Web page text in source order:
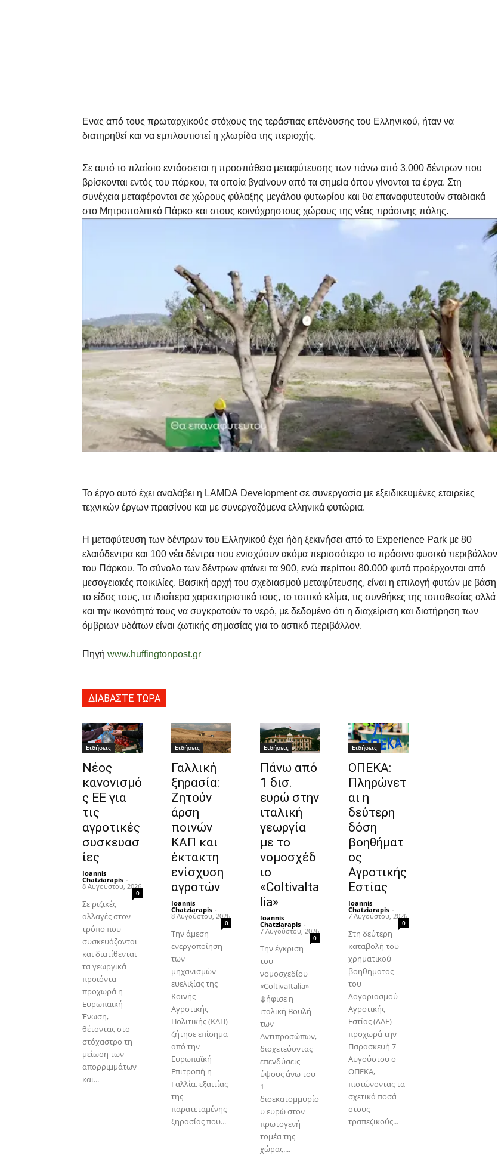
Ενας από τους πρωταρχικούς στόχους της τεράστιας επένδυσης του Ελληνικού, ήταν να
διατηρηθεί και να εμπλουτιστεί η χλωρίδα της περιοχής.
Σε αυτό το πλαίσιο εντάσσεται η προσπάθεια μεταφύτευσης των πάνω από 3.000 δέντρων που
βρίσκονται εντός του πάρκου, τα οποία βγαίνουν από τα σημεία όπου γίνονται τα έργα. Στη
συνέχεια μεταφέρονται σε χώρους φύλαξης μεγάλου φυτωρίου και θα επαναφυτευτούν σταδιακά
στο Μητροπολιτικό Πάρκο και στους κοινόχρηστους χώρους της νέας πράσινης πόλης.
Το έργο αυτό έχει αναλάβει η LΑΜDA Development σε συνεργασία με εξειδικευμένες εταιρείες
τεχνικών έργων πρασίνου και με συνεργαζόμενα ελληνικά φυτώρια.
Η μεταφύτευση των δέντρων του Ελληνικού έχει ήδη ξεκινήσει από το Experience Park με 80
ελαιόδεντρα και 100 νέα δέντρα που ενισχύουν ακόμα περισσότερο τo πράσινο φυσικό περιβάλλον
του Πάρκου. Το σύνολο των δέντρων φτάνει τα 900, ενώ περίπου 80.000 φυτά προέρχονται από
μεσογειακές ποικιλίες. Βασική αρχή του σχεδιασμού μεταφύτευσης, είναι η επιλογή φυτών με βάση
το είδος τους, τα ιδιαίτερα χαρακτηριστικά τους, το τοπικό κλίμα, τις συνθήκες της τοποθεσίας αλλά
και την ικανότητά τους να συγκρατούν το νερό, με δεδομένο ότι η διαχείριση και διατήρηση των
όμβριων υδάτων είναι ζωτικής σημασίας για το αστικό περιβάλλον.
Πηγή www.huffingtonpost.gr
ΔΙΑΒΑΣΤΕ ΤΩΡΑ
Ειδήσεις
Νέος
κανονισμό
ς ΕΕ για
τις
αγροτικές
συσκευασ
ίες
Ioannis
Chatziarapis -
8 Αυγούστου, 2026
0
Σε ριζικές
αλλαγές στον
τρόπο που
συσκευάζονται
και διατίθενται
τα γεωργικά
προϊόντα
προχωρά η
Ευρωπαϊκή
Ένωση,
θέτοντας στο
στόχαστρο τη
μείωση των
απορριμμάτων
και...
Ειδήσεις
Γαλλική
ξηρασία:
Ζητούν
άρση
ποινών
ΚΑΠ και
έκτακτη
ενίσχυση
αγροτών
Ioannis
Chatziarapis -
8 Αυγούστου, 2026
0
Την άμεση
ενεργοποίηση
των
μηχανισμών
ευελιξίας της
Κοινής
Αγροτικής
Πολιτικής (ΚΑΠ)
ζήτησε επίσημα
από την
Ευρωπαϊκή
Επιτροπή η
Γαλλία, εξαιτίας
της
παρατεταμένης
ξηρασίας που...
Ειδήσεις
Πάνω από
1 δισ.
ευρώ στην
ιταλική
γεωργία
με το
νομοσχέδ
ιο
«ColtivaIta
lia»
Ioannis
Chatziarapis -
7 Αυγούστου, 2026
0
Την έγκριση
του
νομοσχεδίου
«ColtivaItalia»
ψήφισε η
ιταλική Βουλή
των
Αντιπροσώπων,
διοχετεύοντας
επενδύσεις
ύψους άνω του
1
δισεκατομμυρίο
υ ευρώ στον
πρωτογενή
τομέα της
χώρας....
Ειδήσεις
ΟΠΕΚΑ:
Πληρώνετ
αι η
δεύτερη
δόση
βοηθήματ
ος
Αγροτικής
Εστίας
Ioannis
Chatziarapis -
7 Αυγούστου, 2026
0
Στη δεύτερη
καταβολή του
χρηματικού
βοηθήματος
του
Λογαριασμού
Αγροτικής
Εστίας (ΛΑΕ)
προχωρά την
Παρασκευή 7
Αυγούστου ο
ΟΠΕΚΑ,
πιστώνοντας τα
σχετικά ποσά
στους
τραπεζικούς...